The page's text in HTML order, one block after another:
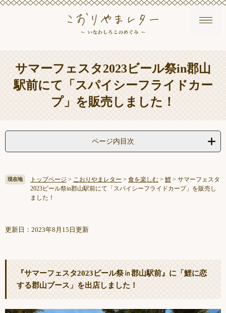
ペ
ー
ジ
の
先
頭
で
す
メ
ニ
ュ
ー
を
飛
ば
し
本
本
文
サマーフェスタ2023ビール祭in郡山
駅前にて「スパイシーフライドカー
プ」を販売しました！
ページ内目次
現在地 トップページ > こおりやまレター > 食を楽しむ > 鯉 > サマーフェスタ
2023ビール祭in郡山駅前にて「スパイシーフライドカープ」を販売し
ました！
更新日：2023年8月15日更新
『サマーフェスタ2023ビール祭㏌郡山駅前』に「鯉に恋
する郡山ブース」を出店しました！